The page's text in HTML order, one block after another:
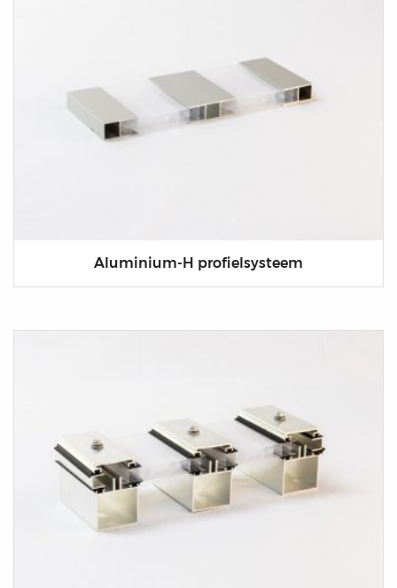
Aluminium-H profielsysteem